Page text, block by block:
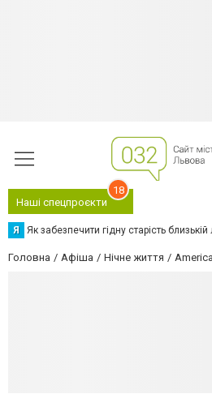
Наші спецпроєкти
18
Я Як забезпечити гідну старість
Головна Афіша Нічне життя